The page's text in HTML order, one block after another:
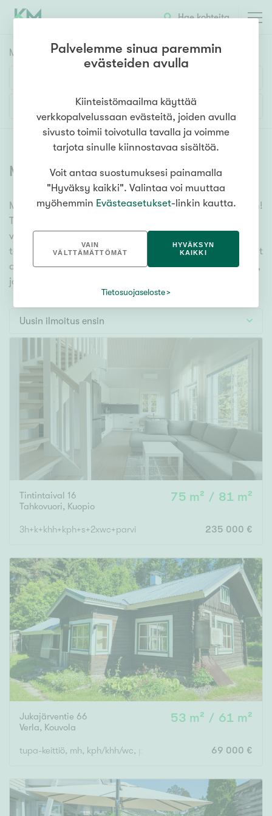
Hae kohteita
Myyntikohteet
1h 2h 3h 4h 5h+
Asuntotyyppi
Kerros-/luhtitalo
Rivitalo/paritalo
Omakoti-/erillistalo
Maa- tai metsätila
Vapaa-ajan asunto
Hinta
000 €
Pinta-ala
Asuinpinta-ala Kokonaispinta-ala
m²
Rakennusvuosi
Uudiskohteet
Vain uudiskohteet Ei uudiskohteita
Arvokohteet
Vain arvokohteet Ei arvokohteita
Kunto
Hyvä
Lisää hakuehtoja
Myytävät asunnot (6398)
Meiltä löydät myytävät asunnot, oli tarpeesi mikä vain!
Tuhansien kohteiden ja satojen kiinteistönvälittäjien
verkostomme auttaa sinua kenties elämäsi
tärkeimmässä päätöksessä. Katso alta kaikki myytävät
asunnot. Hyödynnä myös kätevää hakutyökaluamme,
jonka avulla löydät omien toiveidesi mukaisen kodin.
Uusin ilmoitus ensin
Tintintaival 16
Tahkovuori, Kuopio
75 m² / 81 m²
3h+k+khh+kph+s+2xwc+parvi 235 000 €
Jukajärventie 66
Verla, Kouvola
53 m² / 61 m²
tupa-keittiö, mh, kph/khh/wc, parvi, katettu kuisti69 000 €
Palvelemme sinua paremmin
evästeiden avulla
Kiinteistömaailma käyttää
verkkopalvelussaan evästeitä, joiden avulla
sivusto toimii toivotulla tavalla ja voimme
tarjota sinulle kiinnostavaa sisältöä.
Voit antaa suostumuksesi painamalla
"Hyväksy kaikki". Valintaa voi muuttaa
myöhemmin Evästeasetukset-linkin kautta.
VAIN
VÄLTTÄMÄTTÖMÄT
HYVÄKSYN
KAIKKI
Tietosuojaseloste